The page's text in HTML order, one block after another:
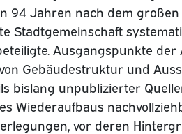
94 Jahren nach dem
Stadtgemeinschaft
Ausgangspunkte der
Gebäudestruktur und
bislang unpublizierter
Wiederaufbaus
vor deren